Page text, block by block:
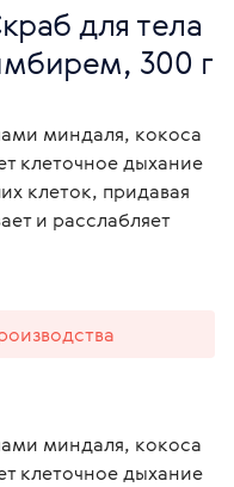
для тела
300 г
миндаля, кокоса
клеточное дыхание
клеток, придавая
и расслабляет
миндаля, кокоса
клеточное дыхание